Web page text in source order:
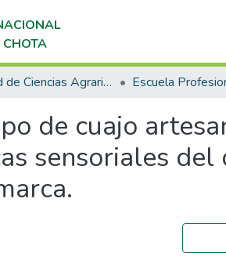
Facultad de Ciencias Agrarias
de cuajo
sensoriales